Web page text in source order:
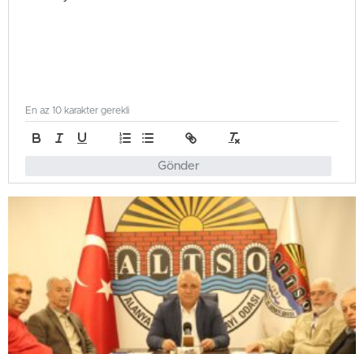
Gönder
En az 10 karakter gerekli